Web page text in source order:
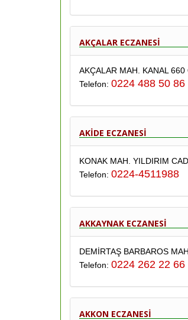
AKÇALAR ECZANESİ
AKÇALAR MAH. KANAL
Telefon: 0224 488 50 86
AKİDE ECZANESİ
KONAK MAH. YILDIRIM
Telefon: 0224-4511988
AKKAYNAK ECZANESİ
DEMİRTAŞ BARBAROS
Telefon: 0224 262 22 66
AKKON ECZANESİ